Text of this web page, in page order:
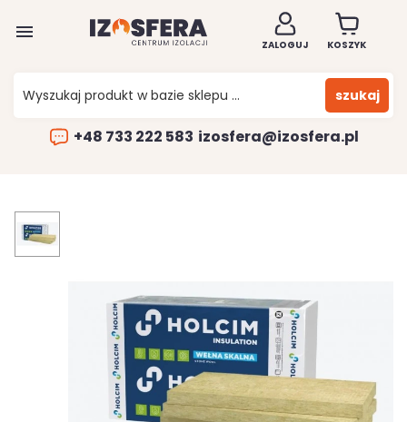

ZALOGUJ KOSZYK
szukaj
+48 733 222 583 izosfera@izosfera.pl